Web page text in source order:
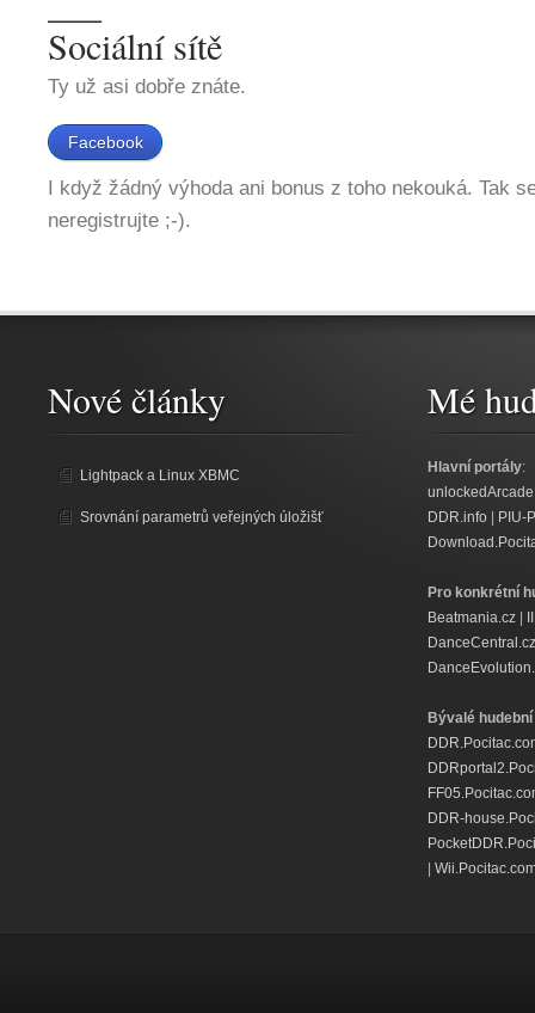
Sociální sítě
Ty už asi dobře znáte.
Facebook
I když žádný výhoda ani bonus z toho nekouká. Tak
neregistrujte ;-).
Nové články
Lightpack a Linux XBMC
Srovnání parametrů veřejných úložišť
Mé
Hlavní portály:
DDR.info
PIU-
Pro konkrétní
Beatmania.cz
DanceCentral.cz
Bývalé
DDR-